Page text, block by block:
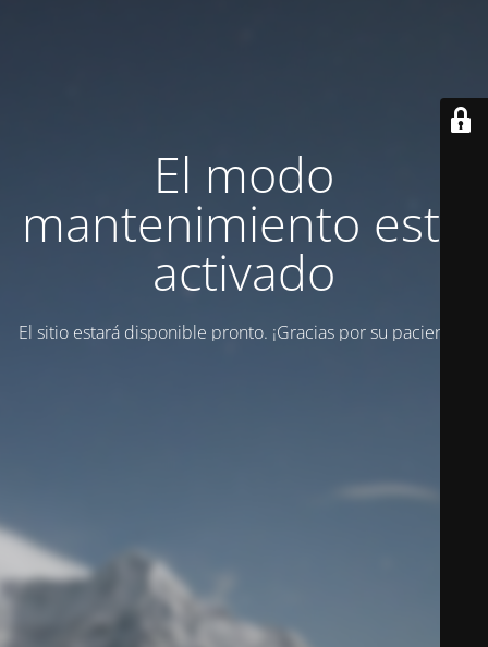
El modo
mantenimiento está
activado
El sitio estará disponible pronto. ¡Gracias por su paciencia!